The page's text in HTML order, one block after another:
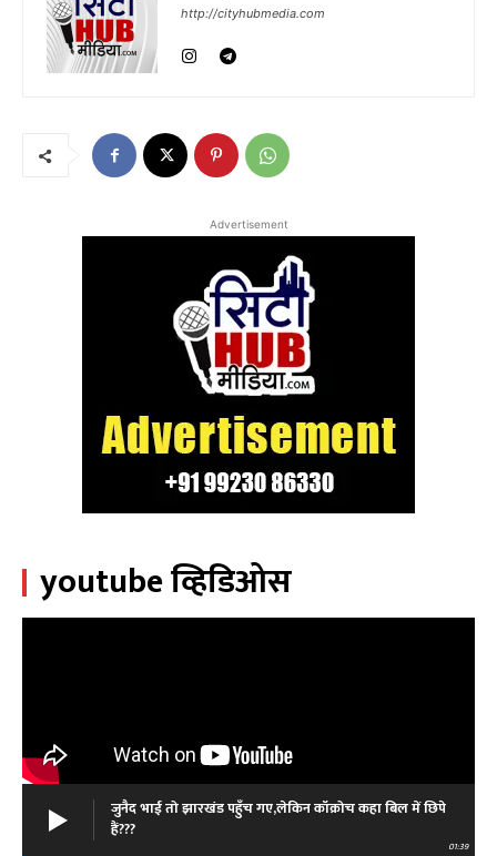
http://cityhubmedia.com
Advertisement
youtube व्हिडिओस
जुनैद भाई तो झारखंड पहुँच गए,लेकिन कॉक्रोच कहा बिल में छिपे
हैं???
01:39